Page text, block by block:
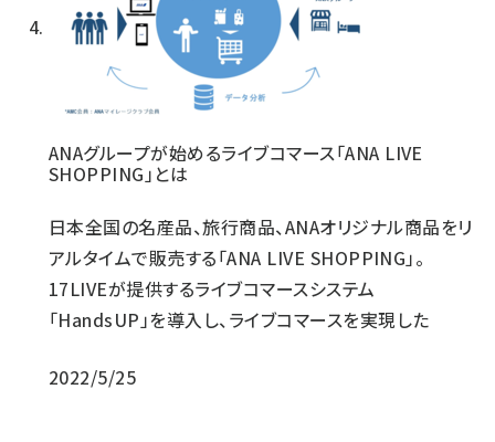
ANAグループが始めるライブコマース「ANA LIVE
SHOPPING」とは
日本全国の名産品、旅行商品、ANAオリジナル商品をリ
アルタイムで販売する「ANA LIVE SHOPPING」。
17LIVEが提供するライブコマースシステム
「HandsUP」を導入し、ライブコマースを実現した
2022/5/25